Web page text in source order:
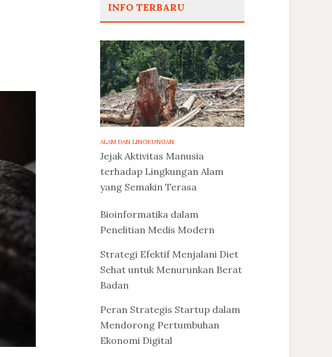
INFO TERBARU
ALAM DAN LINGKUNGAN
Jejak Aktivitas Manusia
terhadap Lingkungan Alam
yang Semakin Terasa
Bioinformatika dalam
Penelitian Medis Modern
Strategi Efektif Menjalani Diet
Sehat untuk Menurunkan Berat
Badan
Peran Strategis Startup dalam
Mendorong Pertumbuhan
Ekonomi Digital